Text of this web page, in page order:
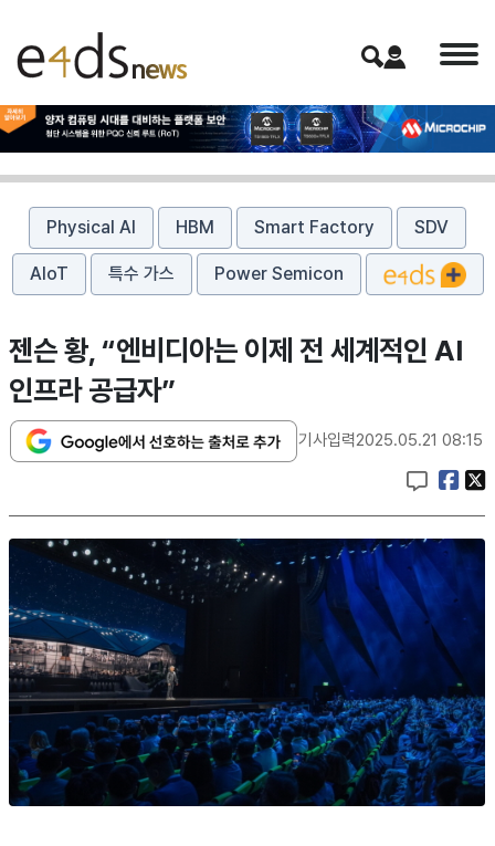
Physical AI HBM Smart Factory SDV
AIoT 특수 가스 Power Semicon
젠슨 황, “엔비디아는 이제 전 세계적인 AI
인프라 공급자”
기사입력2025.05.21 08:15